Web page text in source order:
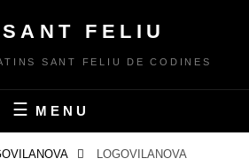
FELIU
SANT FELIU DE CODINES
MENU
LOGOVILANOVA